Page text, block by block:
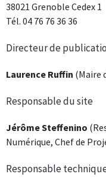
38021 Grenoble Cedex 1
Tél. 04 76 76 36 36
Directeur de
Laurence Ruffin (Maire
Responsable du site
Jérôme Steffenino
Numérique, Chef de
Responsable